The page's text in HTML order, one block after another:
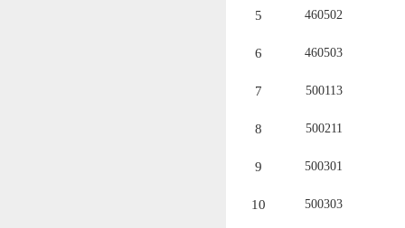
5 460502
6 460503
7 500113
8 500211
9 500301
10 500303